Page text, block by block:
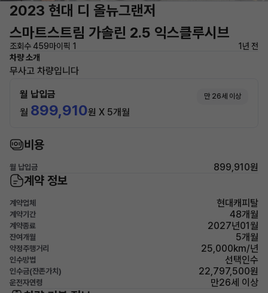
2023 현대 디 올뉴그랜저
스마트스트림 가솔린 2.5 익스클루시브
조회수 459마이픽 1
1년 전
차량 소개
무사고 차량입니다
월 납입금 만 26세 이상
월 899,910원 X 5개월
비용
월 납입금 899,910원
계약 정보
계약업체 현대캐피탈
계약기간 48개월
계약종료 2027년01월
잔여개월 5개월
약정주행거리 25,000km/년
인수방법 선택인수
인수금(잔존가치) 22,797,500원
운전자연령 만26세 이상